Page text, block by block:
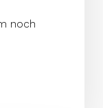
noch